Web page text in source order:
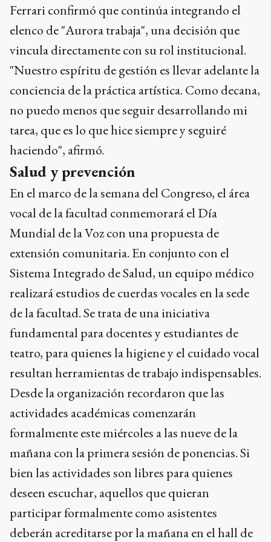
Ferrari confirmó que continúa integrando el
elenco de "Aurora trabaja", una decisión que
vincula directamente con su rol institucional.
"Nuestro espíritu de gestión es llevar adelante la
conciencia de la práctica artística. Como decana,
no puedo menos que seguir desarrollando mi
tarea, que es lo que hice siempre y seguiré
haciendo", afirmó.
Salud y prevención
En el marco de la semana del Congreso, el área
vocal de la facultad conmemorará el Día
Mundial de la Voz con una propuesta de
extensión comunitaria. En conjunto con el
Sistema Integrado de Salud, un equipo médico
realizará estudios de cuerdas vocales en la sede
de la facultad. Se trata de una iniciativa
fundamental para docentes y estudiantes de
teatro, para quienes la higiene y el cuidado vocal
resultan herramientas de trabajo indispensables.
Desde la organización recordaron que las
actividades académicas comenzarán
formalmente este miércoles a las nueve de la
mañana con la primera sesión de ponencias. Si
bien las actividades son libres para quienes
deseen escuchar, aquellos que quieran
participar formalmente como asistentes
deberán acreditarse por la mañana en el hall de